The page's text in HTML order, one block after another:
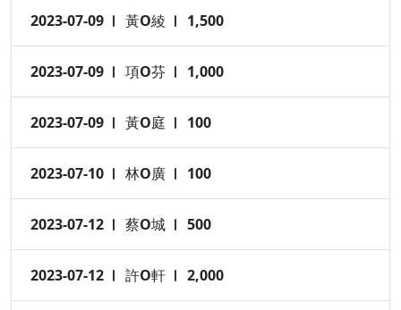
2023-07-09 黃O綾 1,500
2023-07-09 項O芬 1,000
2023-07-09 黃O庭 100
2023-07-10 林O廣 100
2023-07-12 蔡O城 500
2023-07-12 許O軒 2,000